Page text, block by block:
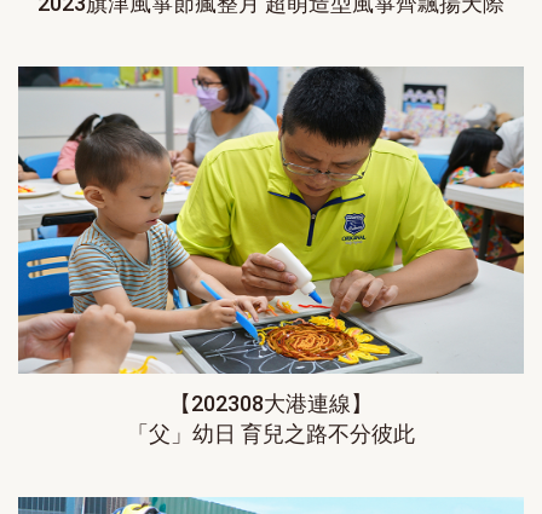
【202308大港連線】
「父」幼日 育兒之路不分彼此